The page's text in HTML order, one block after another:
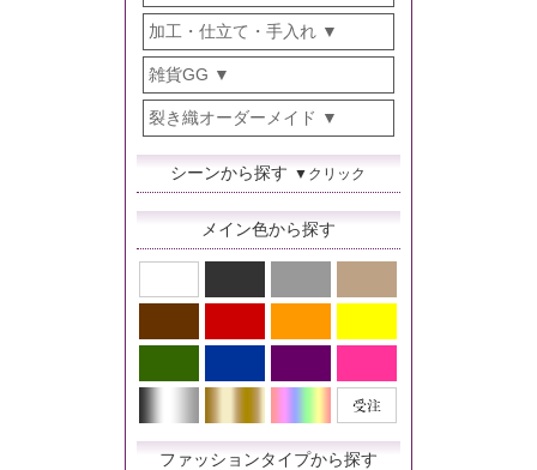
加工・仕立て・手入れ
雑貨GG
裂き織オーダーメイド
シーンから探す ▼クリック
メイン色から探す
ファッションタイプから探す